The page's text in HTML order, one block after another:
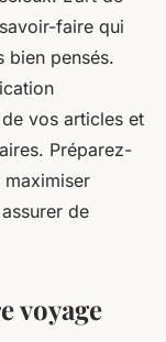
faire qui
bien pensés.
vos articles et
Préparez-
de
voyage